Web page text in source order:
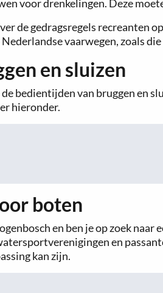
voor drenkelingen. Deze
de gedragsregels recreanten
vaarwegen, zoals
en sluizen
bedientijden van bruggen en
hieronder.
boten
en ben je op zoek naar
en
kan zijn.